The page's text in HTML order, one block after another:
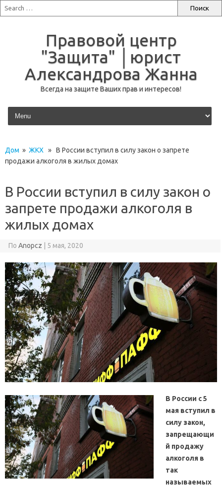
Правовой центр
"Защита" │юрист
Александрова Жанна
Всегда на защите Ваших прав и интересов!
перейти к содержанию
Дом » ЖКХ » В России вступил в силу закон о запрете
продажи алкоголя в жилых домах
В России вступил в силу закон о
запрете продажи алкоголя в
жилых домах
По Anopcz 5 мая, 2020
В России с 5
мая вступил в
силу закон,
запрещающи
й продажу
алкоголя в
так
называемых